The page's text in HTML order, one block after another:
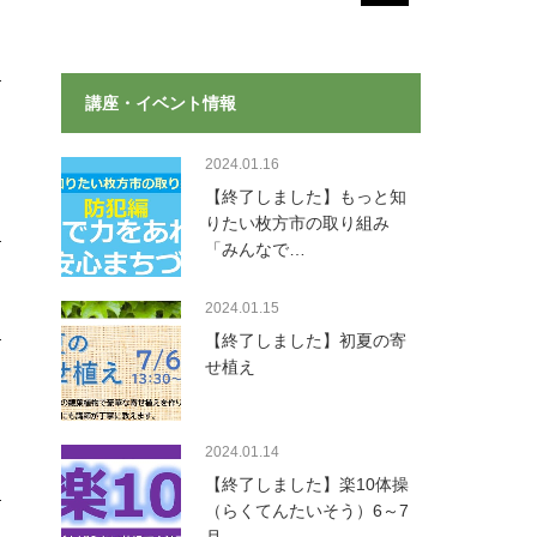
講座・イベント情報
2024.01.16
【終了しました】もっと知
りたい枚方市の取り組み
「みんなで…
2024.01.15
【終了しました】初夏の寄
せ植え
2024.01.14
【終了しました】楽10体操
（らくてんたいそう）6～7